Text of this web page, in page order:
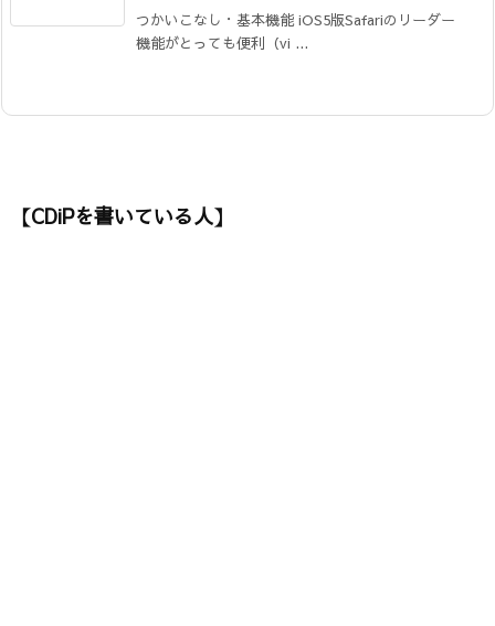
つかいこなし・基本機能 iOS5版Safariのリーダー
機能がとっても便利（vi ...
【CDiPを書いている人】